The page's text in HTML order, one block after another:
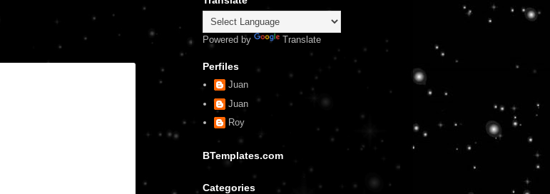
Powered by Translate
Perfiles
Juan
Juan
Roy
BTemplates.com
Categories